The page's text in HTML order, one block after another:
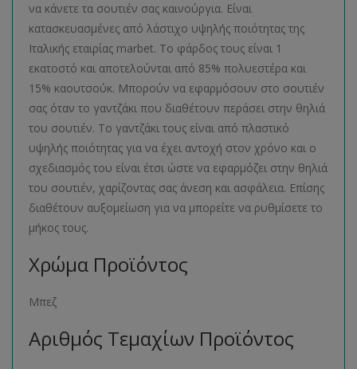
να κάνετε τα σουτιέν σας καινούργια. Είναι
κατασκευασμένες από λάστιχο υψηλής ποιότητας της
Ιταλικής εταιρίας marbet. Το φάρδος τους είναι 1
εκατοστό και αποτελούνται από 85% πολυεστέρα και
15% καουτσούκ. Μπορούν να εφαρμόσουν στο σουτιέν
σας όταν το γαντζάκι που διαθέτουν περάσει στην θηλιά
του σουτιέν. Το γαντζάκι τους είναι από πλαστικό
υψηλής ποιότητας για να έχει αντοχή στον χρόνο και ο
σχεδιασμός του είναι έτσι ώστε να εφαρμόζει στην θηλιά
του σουτιέν, χαρίζοντας σας άνεση και ασφάλεια. Επίσης
διαθέτουν αυξομείωση για να μπορείτε να ρυθμίσετε το
μήκος τους.
Χρώμα Προϊόντος
Μπεζ
Αριθμός Τεμαχίων Προϊόντος